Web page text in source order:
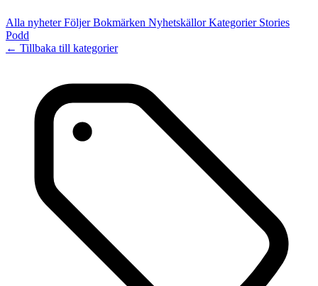
Alla nyheterFöljerBokmärken NyhetskällorKategorier Stories
Podd
← Tillbaka till kategorier